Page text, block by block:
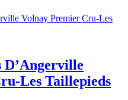
Les Taillepieds